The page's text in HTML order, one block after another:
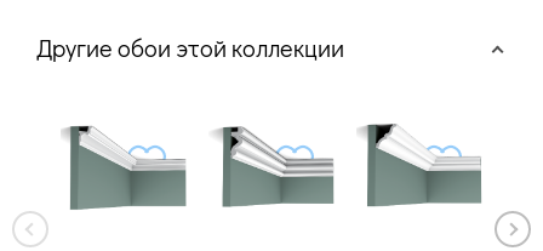
Другие обои этой коллекции